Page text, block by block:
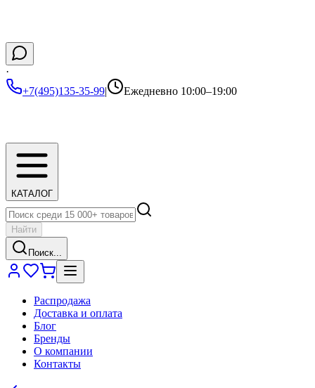
·
+7(495)135-35-99| Ежедневно 10:00–19:00
КАТАЛОГ
Найти
Поиск...
Распродажа
Доставка и оплата
Блог
Бренды
О компании
Контакты